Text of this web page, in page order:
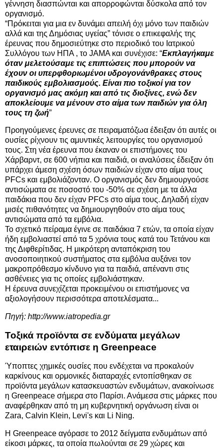
γέννηση διασπώνται και απορροφώνται δύσκολα από τον
οργανισμό.
“Πρόκειται για μια εν δυνάμει απειλή όχι μόνο των παιδιών
αλλά και της Δημόσιας υγείας” τόνισε ο επικεφαλής της
έρευνας που δημοσιεύτηκε στο περιοδικό του Ιατρικού
Συλλόγου των ΗΠΑ , το JAMA και συνέχισε: “Εκπλαγήκαμε
όταν μελετούσαμε τις επιπτώσεις που μπορούν να
έχουν οι υπερφθοριωμένοι υδρογονάνθρακες στους
παιδικούς εμβολιασμούς. Είναι πιο τοξικοί για τον
οργανισμό μας ακόμη και από τις διοξίνες, ενώ δεν
αποκλείουμε να μένουν στο αίμα των παιδιών για όλη
τους τη ζωή”
Προηγούμενες έρευνες σε πειραματόζωα έδειξαν ότι αυτές οι
ουσίες ρίχνουν τις αμυντικές λειτουργίες του οργανισμού
τους. Στη νέα έρευνα που έκαναν οι επιστήμονες του
Χάρβαρντ, σε 600 νήπια και παιδιά, οι αναλύσεις έδειξαν ότι
υπάρχει άμεση σχέση όσων παιδιών είχαν στο αίμα τους
PFCs και εμβολιάζονταν. Ο οργανισμός δεν δημιουργούσε
αντισώματα σε ποσοστό του -50% σε σχέση με τα άλλα
παιδάκια που δεν είχαν PFCs στο αίμα τους. Δηλαδή είχαν
μισές πιθανότητες να δημιουργηθούν στο αίμα τους
αντισώματα από τα εμβόλια.
Το σχετικό πείραμα έγινε σε παιδάκια 7 ετών, τα οποία είχαν
ήδη εμβολιαστεί από τα 5 χρόνια τους κατά του Τετάνου και
της Διφθερίτιδας. Η μικρότερη ανταπόκριση του
ανοσοποιητικού συστήματος στα εμβόλια αυξάνει τον
μακροπρόθεσμο κίνδυνο για τα παιδιά, απέναντι στις
ασθένειες για τις οποίες εμβολιάστηκαν.
Η έρευνα συνεχίζεται προκειμένου οι επιστήμονες να
αξιολογήσουν περισσότερα αποτελέσματα...
Πηγή: http://www.iatropedia.gr
Τοξικά προϊόντα σε ενδύματα μεγάλων
εταιρειών εντόπισε η Greenpeace
Ύποπτες χημικές ουσίες που ενδέχεται να προκαλούν
καρκίνους και ορμονικές διαταραχές εντοπίσθηκαν σε
προϊόντα μεγάλων κατασκευαστών ενδυμάτων, ανακοίνωσε
η Greenpeace σήμερα στο Παρίσι. Ανάμεσα στις μάρκες που
αναφέρθηκαν από τη μη κυβερνητική οργάνωση είναι οι
Zara, Calvin Klein, Levi's και Li Ning.
Η Greenpeace αγόρασε το 2012 δείγματα ενδυμάτων από
είκοσι μάρκες, τα οποία πωλούνται σε 29 χώρες και